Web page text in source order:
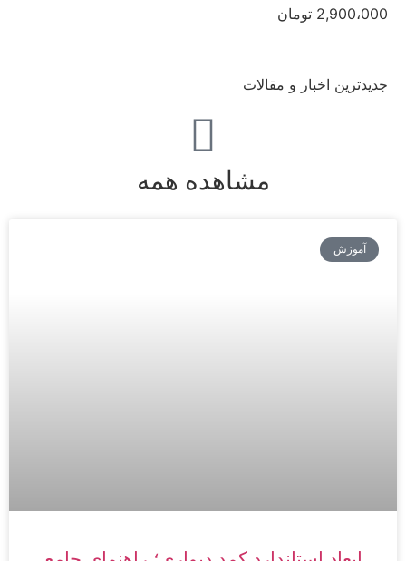
2,900،000 تومان
جدیدترین اخبار و مقالات
مشاهده همه
آموزش